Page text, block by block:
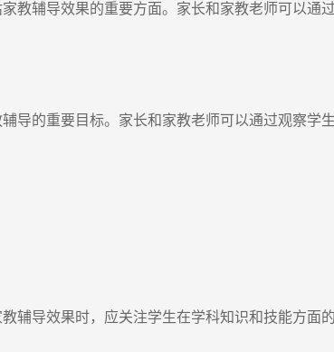
辅导效果的重要方面。家长和家教老师可以通
的重要目标。家长和家教老师可以通过观察学
导效果时，应关注学生在学科知识和技能方面的